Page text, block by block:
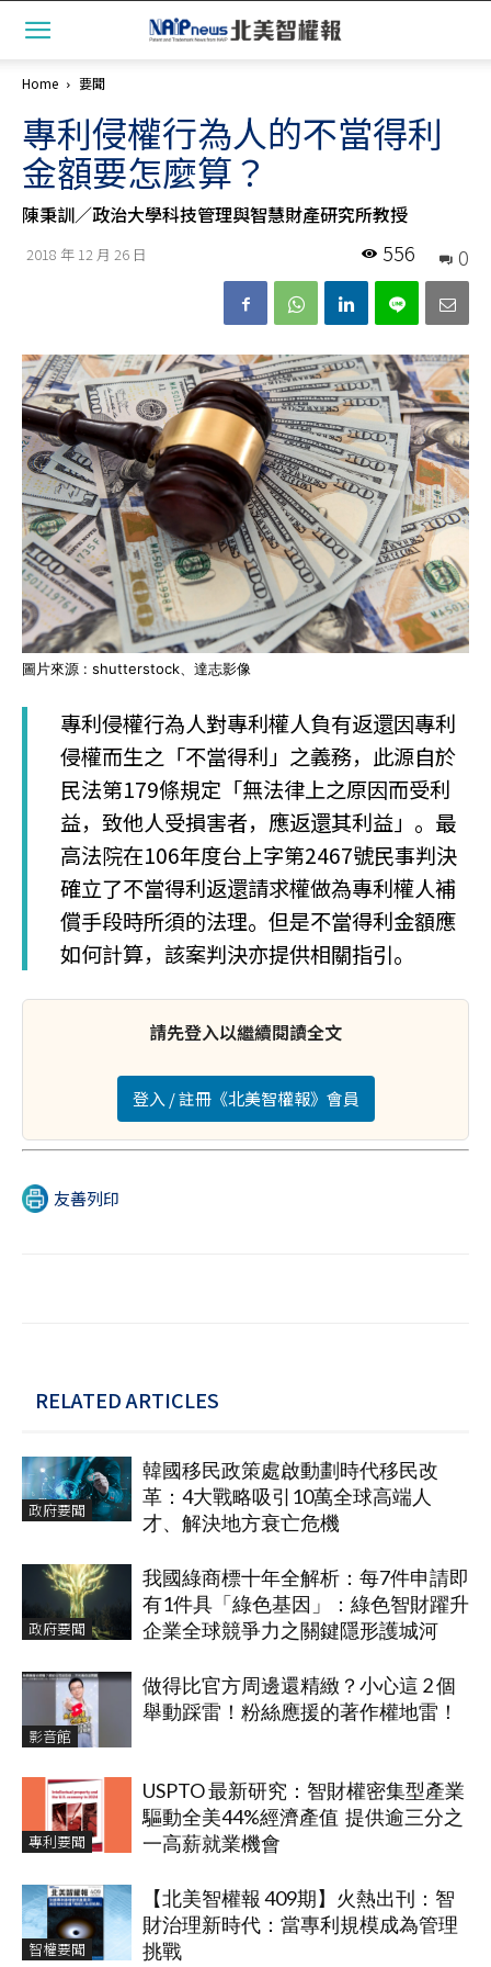
Home 要聞
專利侵權行為人的不當得利
金額要怎麼算？
陳秉訓／政治大學科技管理與智慧財產研究所教授
2018 年 12 月 26 日 0
556
圖片來源 : shutterstock、達志影像
專利侵權行為人對專利權人負有返還因專利
侵權而生之「不當得利」之義務，此源自於
民法第179條規定「無法律上之原因而受利
益，致他人受損害者，應返還其利益」。最
高法院在106年度台上字第2467號民事判決
確立了不當得利返還請求權做為專利權人補
償手段時所須的法理。但是不當得利金額應
如何計算，該案判決亦提供相關指引。
請先登入以繼續閱讀全文
登入 / 註冊《北美智權報》會員
友善列印
RELATED ARTICLES
政府要聞
韓國移民政策處啟動劃時代移民改
革：4大戰略吸引10萬全球高端人
才、解決地方衰亡危機
政府要聞
我國綠商標十年全解析：每7件申請即
有1件具「綠色基因」：綠色智財躍升
企業全球競爭力之關鍵隱形護城河
影音館
做得比官方周邊還精緻？小心這 2 個
舉動踩雷！粉絲應援的著作權地雷！
專利要聞
USPTO 最新研究：智財權密集型產業
驅動全美44%經濟產值 提供逾三分之
一高薪就業機會
智權要聞
【北美智權報 409期】火熱出刊：智
財治理新時代：當專利規模成為管理
挑戰